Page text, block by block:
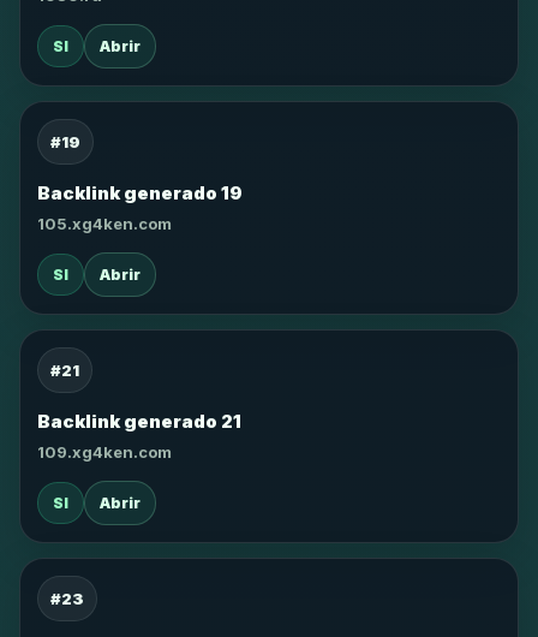
SI Abrir
#19
Backlink generado 19
105.xg4ken.com
SI Abrir
#21
Backlink generado 21
109.xg4ken.com
SI Abrir
#23